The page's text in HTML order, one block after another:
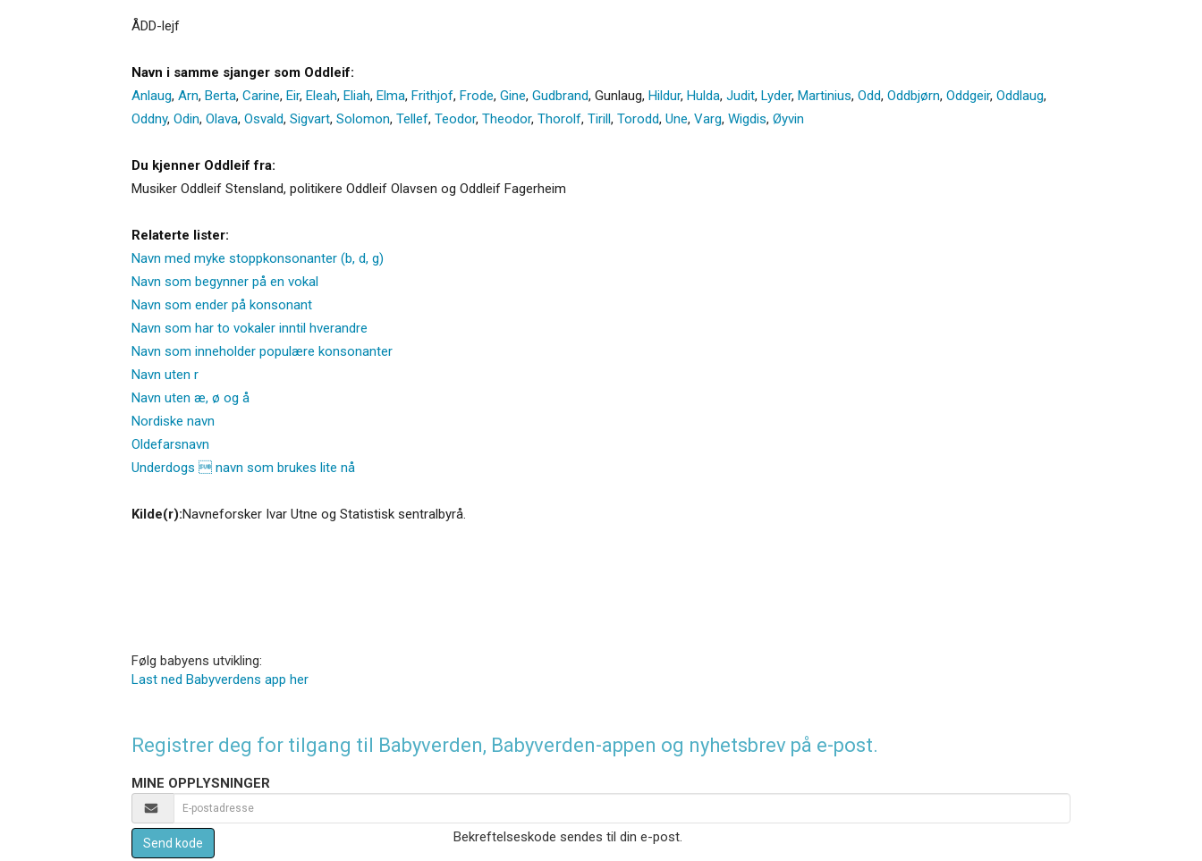
ÅDD-lejf
Navn i samme sjanger som Oddleif:
Anlaug, Arn, Berta, Carine, Eir, Eleah, Eliah, Elma, Frithjof, Frode, Gine, Gudbrand, Gunlaug, Hildur, Hulda, Judit, Lyder, Martinius, Odd, Oddbjørn, Oddgeir, Oddlaug,
Oddny, Odin, Olava, Osvald, Sigvart, Solomon, Tellef, Teodor, Theodor, Thorolf, Tirill, Torodd, Une, Varg, Wigdis, Øyvin
Du kjenner Oddleif fra:
Musiker Oddleif Stensland, politikere Oddleif Olavsen og Oddleif Fagerheim
Relaterte lister:
Navn med myke stoppkonsonanter (b, d, g)
Navn som begynner på en vokal
Navn som ender på konsonant
Navn som har to vokaler inntil hverandre
Navn som inneholder populære konsonanter
Navn uten r
Navn uten æ, ø og å
Nordiske navn
Oldefarsnavn
Underdogs  navn som brukes lite nå
Kilde(r):Navneforsker Ivar Utne og Statistisk sentralbyrå.
Følg babyens utvikling:
Last ned Babyverdens app her
Registrer deg for tilgang til Babyverden, Babyverden-appen og nyhetsbrev på e-post.
MINE OPPLYSNINGER
Send kode Bekreftelseskode sendes til din e-post.